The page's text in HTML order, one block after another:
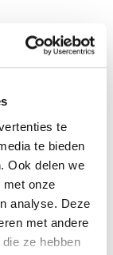
te
te bieden
Ook delen we
met onze
analyse. Deze
met andere
ze hebben
account